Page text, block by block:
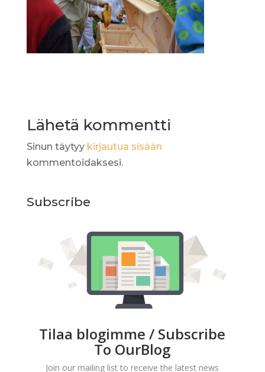
Lähetä kommentti
Sinun täytyy kirjautua sisään
kommentoidaksesi.
Subscribe
Tilaa blogimme / Subscribe
To OurBlog
Join our mailing list to receive the latest news